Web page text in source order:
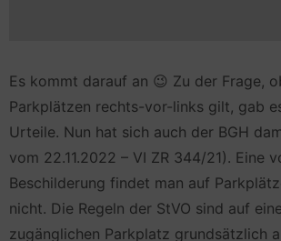
Es kommt darauf an 😉 Zu der Frage,
Parkplätzen rechts-vor-links gilt, gab
Urteile. Nun hat sich auch der BGH
vom 22.11.2022 – VI ZR 344/21). Eine
Beschilderung findet man auf
nicht. Die Regeln der StVO sind auf
zugänglichen Parkplatz grundsätzlich